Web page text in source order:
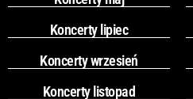
Koncerty lipiec
Koncerty wrzesień
Koncerty listopad